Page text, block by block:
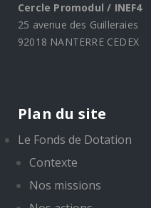
Cercle Promodul / INEF4
25 avenue des Guilleraies
92018 NANTERRE CEDEX
Plan du site
Le Fonds de Dotation
Contexte
Nos missions